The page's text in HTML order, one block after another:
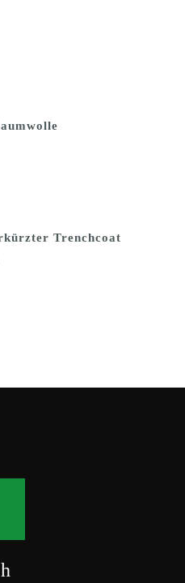
Trenchcoat